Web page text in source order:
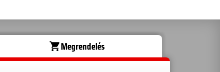
shopping_cartMegrendelés